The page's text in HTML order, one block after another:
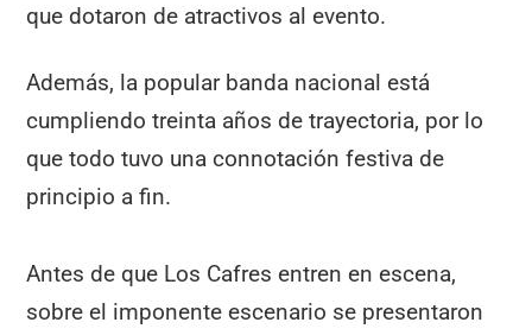
que dotaron de atractivos al evento.
Además, la popular banda nacional está
cumpliendo treinta años de trayectoria, por lo
que todo tuvo una connotación festiva de
principio a fin.
Antes de que Los Cafres entren en escena,
sobre el imponente escenario se presentaron